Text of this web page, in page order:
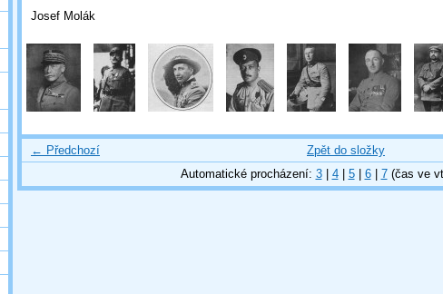
Josef Molák
← Předchozí
Zpět do složky
Automatické procházení: 3| 4| 5| 6| 7(čas ve